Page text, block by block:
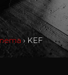
› KEF